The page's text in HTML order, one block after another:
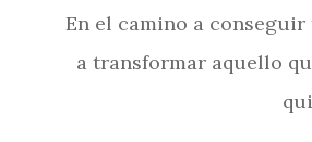
En el camino a
a transformar aquello